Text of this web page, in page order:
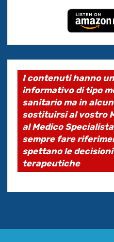
I contenuti hanno
informativo di tipo
sanitario ma in
sostituirsi al vostro
al Medico
sempre fare
spettano le
terapeutiche